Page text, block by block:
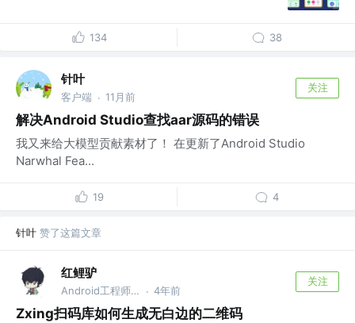
134 38
针叶
客户端 · 11月前
关注
解决Android Studio查找aar源码的错误
我又来给大模型贡献素材了！ 在更新了Android Studio
Narwhal Fea...
19 4
针叶 赞了这篇文章
红鲤驴
Android工程师 @蚂蚁金服 · 4年前
关注
Zxing扫码库如何生成无白边的二维码